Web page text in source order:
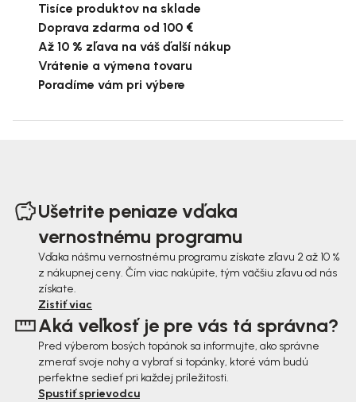
Tisíce produktov na sklade
Doprava zdarma od 100 €
Až 10 % zľava na váš ďalší nákup
Vrátenie a výmena tovaru
Poradíme vám pri výbere
Ušetrite peniaze vďaka
vernostnému programu
Vďaka nášmu vernostnému programu získate zľavu 2 až 10 %
z nákupnej ceny. Čím viac nakúpite, tým väčšiu zľavu od nás
získate.
Zistiť viac
Aká veľkosť je pre vás tá správna?
Pred výberom bosých topánok sa informujte, ako správne
zmerať svoje nohy a vybrať si topánky, ktoré vám budú
perfektne sedieť pri každej príležitosti.
Spustiť sprievodcu